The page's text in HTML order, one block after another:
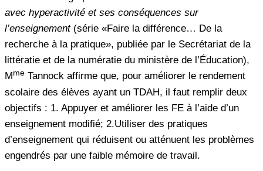
avec hyperactivité et ses conséquences sur
l’enseignement (série «Faire la différence… De la
recherche à la pratique», publiée par le Secrétariat de la
littératie et de la numératie du ministère de l’Éducation),
Mme Tannock affirme que, pour améliorer le rendement
scolaire des élèves ayant un TDAH, il faut remplir deux
objectifs : 1. Appuyer et améliorer les FE à l’aide d’un
enseignement modifié; 2.Utiliser des pratiques
d’enseignement qui réduisent ou atténuent les problèmes
engendrés par une faible mémoire de travail.